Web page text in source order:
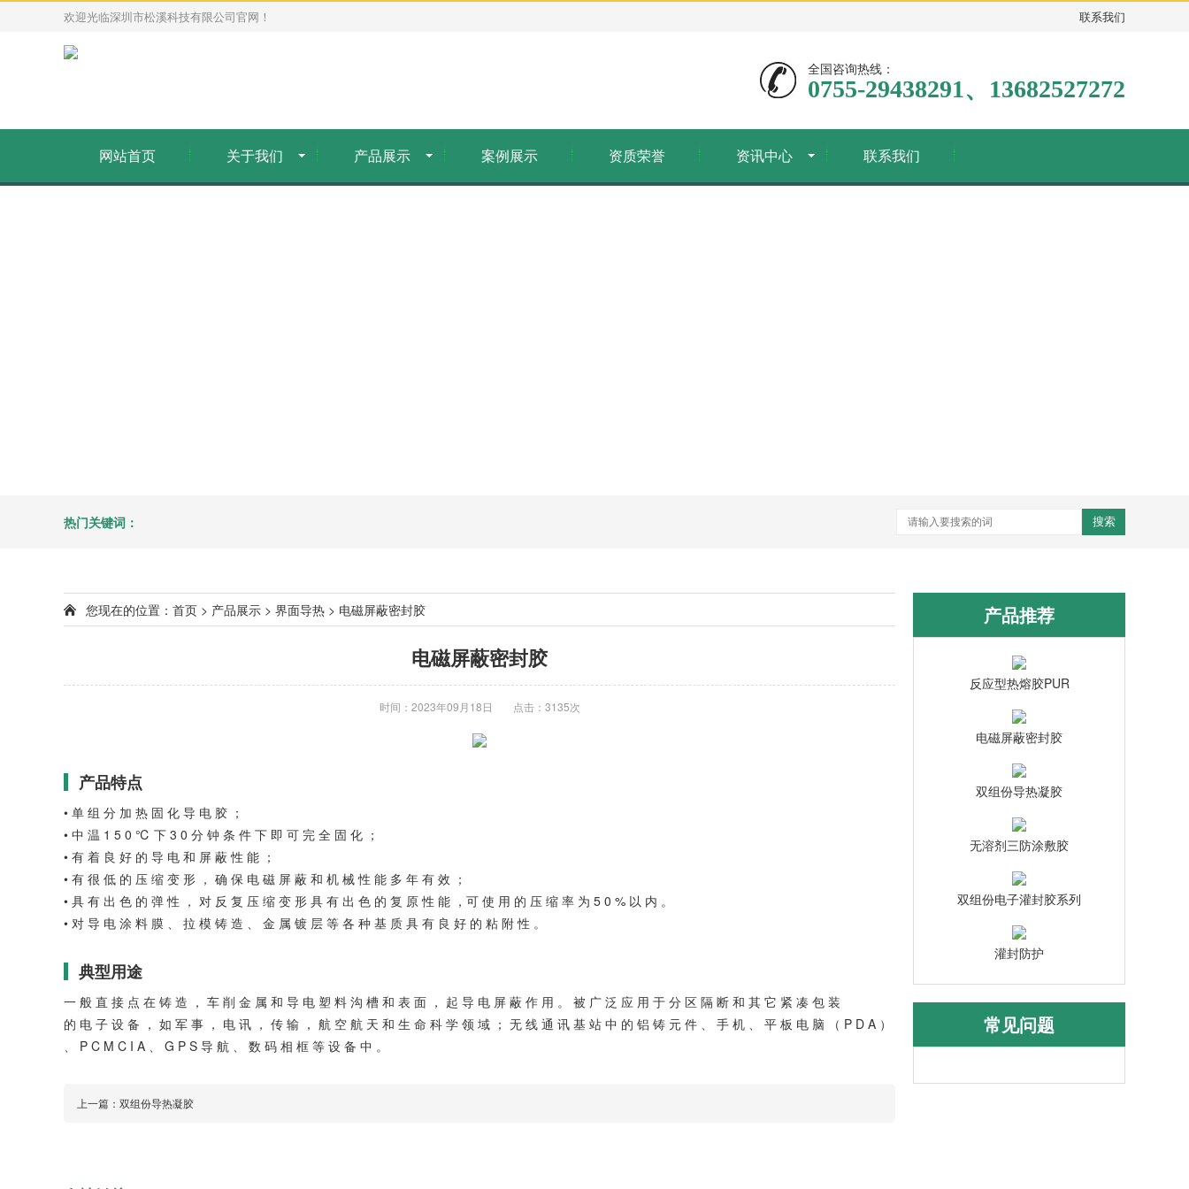
联系我们
欢迎光临深圳市松溪科技有限公司官网！
全国咨询热线：
0755-29438291、13682527272
网站首页 关于我们 产品展示 案例展示 资质荣誉 资讯中心 联系我们
热门关键词： 搜索
产品推荐
反应型热熔胶PUR
电磁屏蔽密封胶
双组份导热凝胶
无溶剂三防涂敷胶
双组份电子灌封胶系列
灌封防护
常见问题
您现在的位置： 首页 > 产品展示 > 界面导热 > 电磁屏蔽密封胶
电磁屏蔽密封胶
时间：2023年09月18日 点击：3135次
产品特点
• 单 组 分 加 热 固 化 导 电 胶 ；
• 中 温 1 5 0 ℃ 下 3 0 分 钟 条 件 下 即 可 完 全 固 化 ；
• 有 着 良 好 的 导 电 和 屏 蔽 性 能 ；
• 有 很 低 的 压 缩 变 形 ， 确 保 电 磁 屏 蔽 和 机 械 性 能 多 年 有 效 ；
• 具 有 出 色 的 弹 性 ， 对 反 复 压 缩 变 形 具 有 出 色 的 复 原 性 能 ，可 使 用 的 压 缩 率 为 5 0 % 以 内 。
• 对 导 电 涂 料 膜 、 拉 模 铸 造 、 金 属 镀 层 等 各 种 基 质 具 有 良 好 的 粘 附 性 。
典型用途
一 般 直 接 点 在 铸 造 ， 车 削 金 属 和 导 电 塑 料 沟 槽 和 表 面 ， 起 导 电 屏 蔽 作 用 。 被 广 泛 应 用 于 分 区 隔 断 和 其 它 紧 凑 包 装
的 电 子 设 备 ， 如 军 事 ， 电 讯 ， 传 输 ， 航 空 航 天 和 生 命 科 学 领 域 ； 无 线 通 讯 基 站 中 的 铝 铸 元 件 、 手 机 、 平 板 电 脑 （ P D A ）
、 P C M C I A 、 G P S 导 航 、 数 码 相 框 等 设 备 中 。
上一篇： 双组份导热凝胶